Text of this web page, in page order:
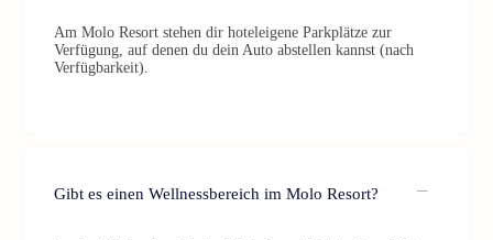
Am Molo Resort stehen dir hoteleigene Parkplätze zur
Verfügung, auf denen du dein Auto abstellen kannst (nach
Verfügbarkeit).
Gibt es einen Wellnessbereich im Molo Resort?